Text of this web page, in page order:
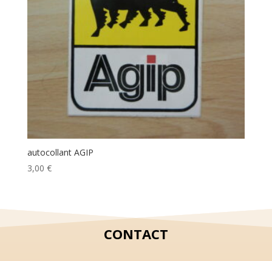
autocollant AGIP
3,00 €
CONTACT